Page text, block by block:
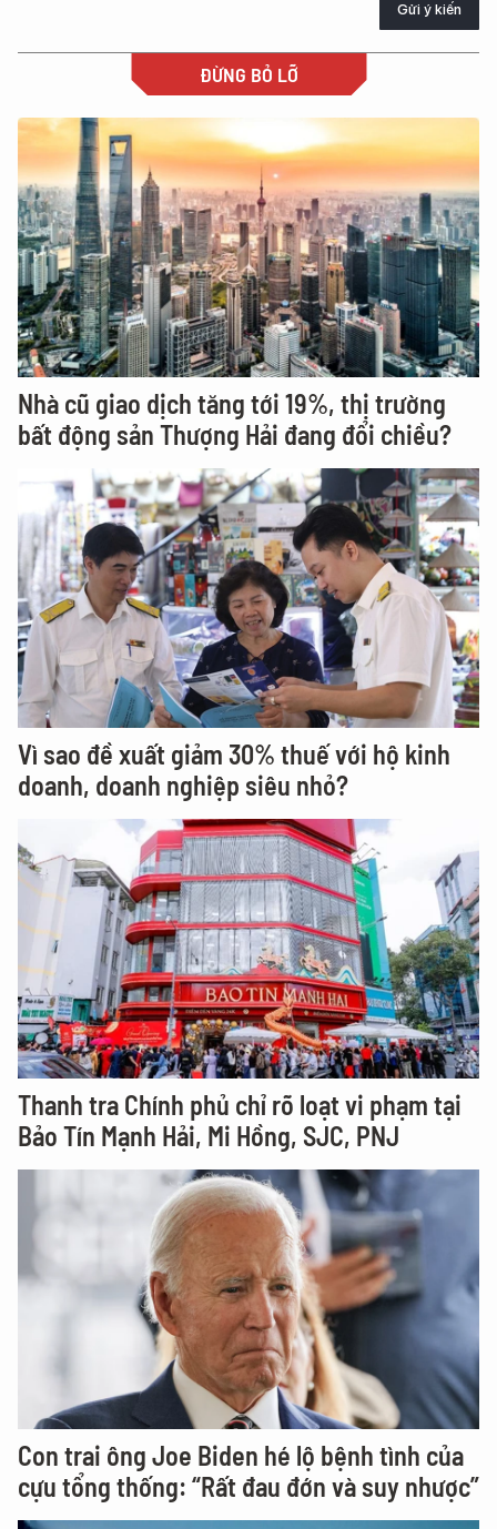
Gửi ý kiến
ĐỪNG BỎ LỠ
Nhà cũ giao dịch tăng tới 19%, thị trường
bất động sản Thượng Hải đang đổi chiều?
Vì sao đề xuất giảm 30% thuế với hộ kinh
doanh, doanh nghiệp siêu nhỏ?
Thanh tra Chính phủ chỉ rõ loạt vi phạm tại
Bảo Tín Mạnh Hải, Mi Hồng, SJC, PNJ
Con trai ông Joe Biden hé lộ bệnh tình của
cựu tổng thống: “Rất đau đớn và suy nhược”